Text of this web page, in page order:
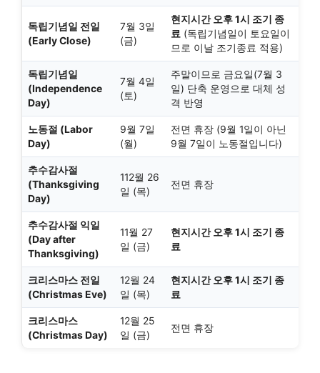
독립기념일 전일
(Early Close)
7월 3일
(금)
현지시간 오후 1시 조기 종
료 (독립기념일이 토요일이
므로 이날 조기종료 적용)
독립기념일
(Independence
Day)
7월 4일
(토)
주말이므로 금요일(7월 3
일) 단축 운영으로 대체 성
격 반영
노동절 (Labor
Day)
9월 7일
(월)
전면 휴장 (9월 1일이 아닌
9월 7일이 노동절입니다)
추수감사절
(Thanksgiving
Day)
112월 26
일 (목)
전면 휴장
추수감사절 익일
(Day after
Thanksgiving)
11월 27
일 (금)
현지시간 오후 1시 조기 종
료
크리스마스 전일
(Christmas Eve)
12월 24
일 (목)
현지시간 오후 1시 조기 종
료
크리스마스
(Christmas Day)
12월 25
일 (금)
전면 휴장